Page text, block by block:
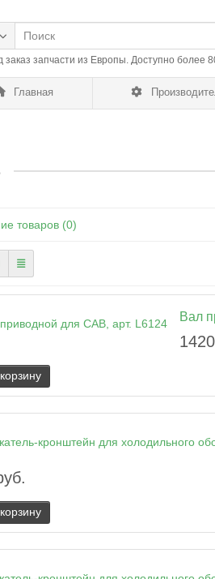
заказ запчасти из Европы. Доступно более
Главная
товаров (0)
Вал